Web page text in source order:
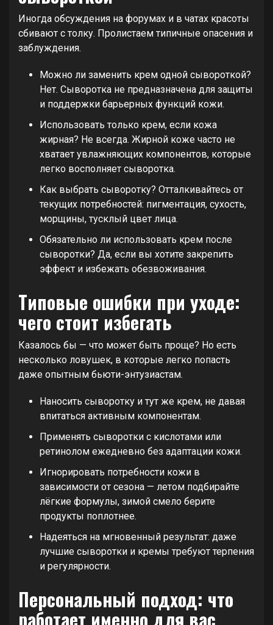
Иногда обсуждения на форумах и в чатах красоты
сбивают с толку. Пролистаем типичные опасения и
заблуждения.
Можно ли заменить крем одной сывороткой?
Нет. Сыворотка не предназначена для защиты
и поддержки барьерных функций кожи.
Использовать только крем, если кожа
жирная? Не всегда. Жирной коже часто не
хватает увлажняющих компонентов, которые
легко восполняет сыворотка.
Как выбрать сыворотку? Отталкивайтесь от
текущих потребностей: пигментация, сухость,
морщины, тусклый цвет лица.
Обязательно ли использовать крем после
сыворотки? Да, если вы хотите закрепить
эффект и избежать обезвоживания.
Типовые ошибки при уходе:
чего стоит избегать
Казалось бы — что может быть проще? Но есть
несколько ловушек, в которые легко попасть
даже опытным бьюти-энтузиастам.
Наносить сыворотку и тут же крем, не давая
впитаться активным компонентам.
Применять сыворотки с кислотами или
ретинолом ежедневно без адаптации кожи.
Игнорировать потребности кожи в
зависимости от сезона — летом подбирайте
лёгкие формулы, зимой смело берите
продукты поплотнее.
Надеяться на мгновенный результат: даже
лучшие сыворотки и кремы требуют терпения
и регулярности.
Персональный подход: что
работает именно для вас